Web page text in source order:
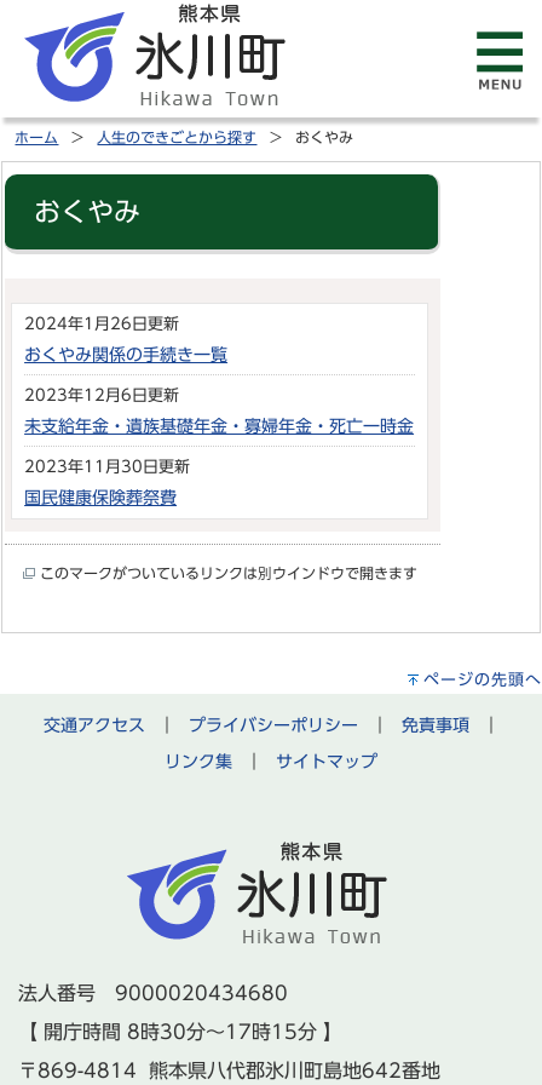
ホーム 人生のできごとから探す おくやみ
おくやみ
2024年1月26日更新
おくやみ関係の手続き一覧
2023年12月6日更新
未支給年金・遺族基礎年金・寡婦年金・死亡一時金
2023年11月30日更新
国民健康保険葬祭費
このマークがついているリンクは別ウインドウで開きます
ページの先頭へ
交通アクセス プライバシーポリシー 免責事項
リンク集
サイトマップ
法人番号 9000020434680
【 開庁時間 8時30分～17時15分 】
〒869-4814 熊本県八代郡氷川町島地642番地